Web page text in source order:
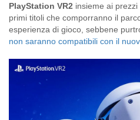
PlayStation VR2 insieme ai
primi titoli che comporranno il
esperienza di gioco, sebbene
non saranno compatibili con il